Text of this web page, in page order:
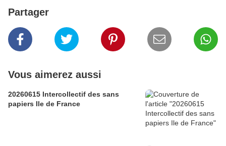
Partager
Vous aimerez aussi
20260615 Intercollectif des sans
papiers Ile de France